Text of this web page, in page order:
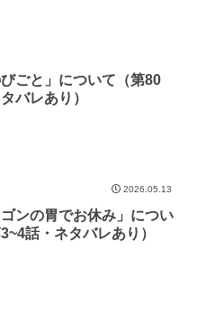
びごと」について（第80
バレあり）
2026.05.13
ゴンの胃でお休み」につい
話・ネタバレあり）